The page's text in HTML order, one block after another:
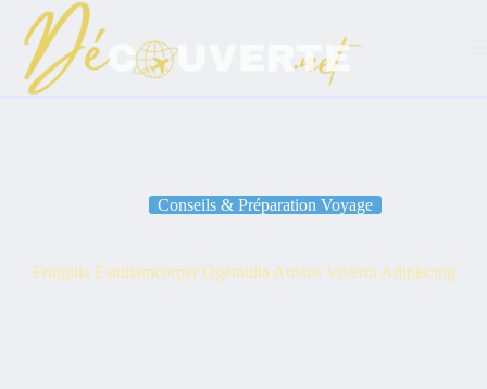
contenu
Conseils & Préparation Voyage
Fringilla Estullamcorper Ogetnulla Atrisus Viverra Adipiscing